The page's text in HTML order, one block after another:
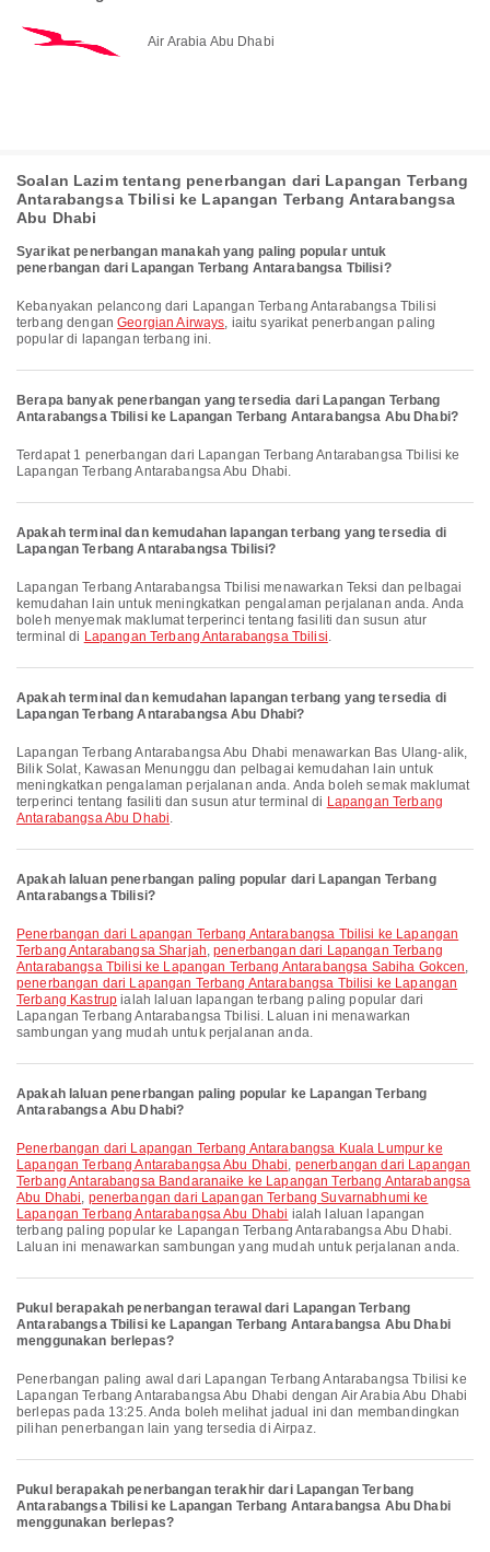
Air Arabia Abu Dhabi
Soalan Lazim tentang penerbangan dari Lapangan Terbang
Antarabangsa Tbilisi ke Lapangan Terbang Antarabangsa
Abu Dhabi
Syarikat penerbangan manakah yang paling popular untuk
penerbangan dari Lapangan Terbang Antarabangsa Tbilisi?
Kebanyakan pelancong dari Lapangan Terbang Antarabangsa Tbilisi
terbang denganGeorgian Airways, iaitu syarikat penerbangan paling
popular di lapangan terbang ini.
Berapa banyak penerbangan yang tersedia dari Lapangan Terbang
Antarabangsa Tbilisi ke Lapangan Terbang Antarabangsa Abu Dhabi?
Terdapat 1 penerbangan dari Lapangan Terbang Antarabangsa Tbilisi ke
Lapangan Terbang Antarabangsa Abu Dhabi.
Apakah terminal dan kemudahan lapangan terbang yang tersedia di
Lapangan Terbang Antarabangsa Tbilisi?
Lapangan Terbang Antarabangsa Tbilisi menawarkan Teksi dan pelbagai
kemudahan lain untuk meningkatkan pengalaman perjalanan anda. Anda
boleh menyemak maklumat terperinci tentang fasiliti dan susun atur
terminal di Lapangan Terbang Antarabangsa Tbilisi.
Apakah terminal dan kemudahan lapangan terbang yang tersedia di
Lapangan Terbang Antarabangsa Abu Dhabi?
Lapangan Terbang Antarabangsa Abu Dhabi menawarkan Bas Ulang-alik,
Bilik Solat, Kawasan Menunggu dan pelbagai kemudahan lain untuk
meningkatkan pengalaman perjalanan anda. Anda boleh semak maklumat
terperinci tentang fasiliti dan susun atur terminal di Lapangan Terbang
Antarabangsa Abu Dhabi.
Apakah laluan penerbangan paling popular dari Lapangan Terbang
Antarabangsa Tbilisi?
penerbangan dari Lapangan Terbang Antarabangsa Tbilisi ke Lapangan
Terbang Antarabangsa Sharjah,penerbangan dari Lapangan Terbang
Antarabangsa Tbilisi ke Lapangan Terbang Antarabangsa Sabiha Gokcen,
penerbangan dari Lapangan Terbang Antarabangsa Tbilisi ke Lapangan
Terbang Kastrup ialah laluan lapangan terbang paling popular dari
Lapangan Terbang Antarabangsa Tbilisi. Laluan ini menawarkan
sambungan yang mudah untuk perjalanan anda.
Apakah laluan penerbangan paling popular ke Lapangan Terbang
Antarabangsa Abu Dhabi?
penerbangan dari Lapangan Terbang Antarabangsa Kuala Lumpur ke
Lapangan Terbang Antarabangsa Abu Dhabi, penerbangan dari Lapangan
Terbang Antarabangsa Bandaranaike ke Lapangan Terbang Antarabangsa
Abu Dhabi, penerbangan dari Lapangan Terbang Suvarnabhumi ke
Lapangan Terbang Antarabangsa Abu Dhabi ialah laluan lapangan
terbang paling popular ke Lapangan Terbang Antarabangsa Abu Dhabi.
Laluan ini menawarkan sambungan yang mudah untuk perjalanan anda.
Pukul berapakah penerbangan terawal dari Lapangan Terbang
Antarabangsa Tbilisi ke Lapangan Terbang Antarabangsa Abu Dhabi
menggunakan berlepas?
Penerbangan paling awal dari Lapangan Terbang Antarabangsa Tbilisi ke
Lapangan Terbang Antarabangsa Abu Dhabi dengan Air Arabia Abu Dhabi
berlepas pada 13:25. Anda boleh melihat jadual ini dan membandingkan
pilihan penerbangan lain yang tersedia di Airpaz.
Pukul berapakah penerbangan terakhir dari Lapangan Terbang
Antarabangsa Tbilisi ke Lapangan Terbang Antarabangsa Abu Dhabi
menggunakan berlepas?